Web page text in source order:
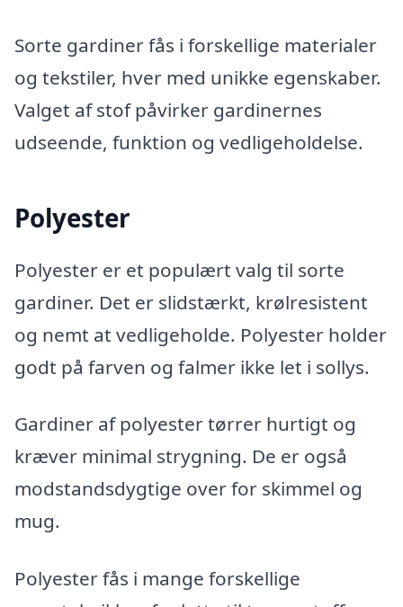
Sorte gardiner fås i forskellige materialer
og tekstiler, hver med unikke egenskaber.
Valget af stof påvirker gardinernes
udseende, funktion og vedligeholdelse.
Polyester
Polyester er et populært valg til sorte
gardiner. Det er slidstærkt, krølresistent
og nemt at vedligeholde. Polyester holder
godt på farven og falmer ikke let i sollys.
Gardiner af polyester tørrer hurtigt og
kræver minimal strygning. De er også
modstandsdygtige over for skimmel og
mug.
Polyester fås i mange forskellige